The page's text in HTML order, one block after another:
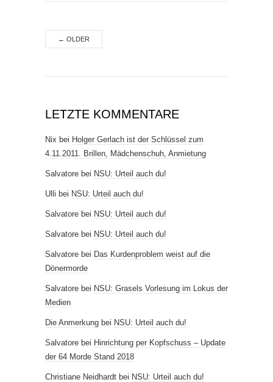
← OLDER
LETZTE KOMMENTARE
Nix bei Holger Gerlach ist der Schlüssel zum
4.11.2011. Brillen, Mädchenschuh, Anmietung
Salvatore bei NSU: Urteil auch du!
Ulli bei NSU: Urteil auch du!
Salvatore bei NSU: Urteil auch du!
Salvatore bei NSU: Urteil auch du!
Salvatore bei Das Kurdenproblem weist auf die
Dönermorde
Salvatore bei NSU: Grasels Vorlesung im Lokus der
Medien
Die Anmerkung bei NSU: Urteil auch du!
Salvatore bei Hinrichtung per Kopfschuss – Update
der 64 Morde Stand 2018
Christiane Neidhardt bei NSU: Urteil auch du!